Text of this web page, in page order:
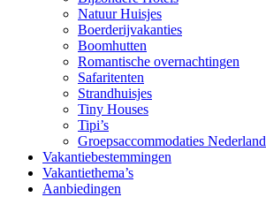
Natuur Huisjes
Boerderijvakanties
Boomhutten
Romantische overnachtingen
Safaritenten
Strandhuisjes
Tiny Houses
Tipi’s
Groepsaccommodaties Nederland
Vakantiebestemmingen
Vakantiethema’s
Aanbiedingen